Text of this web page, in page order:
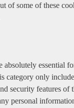
of some of these
absolutely essential
category only
security features of
personal